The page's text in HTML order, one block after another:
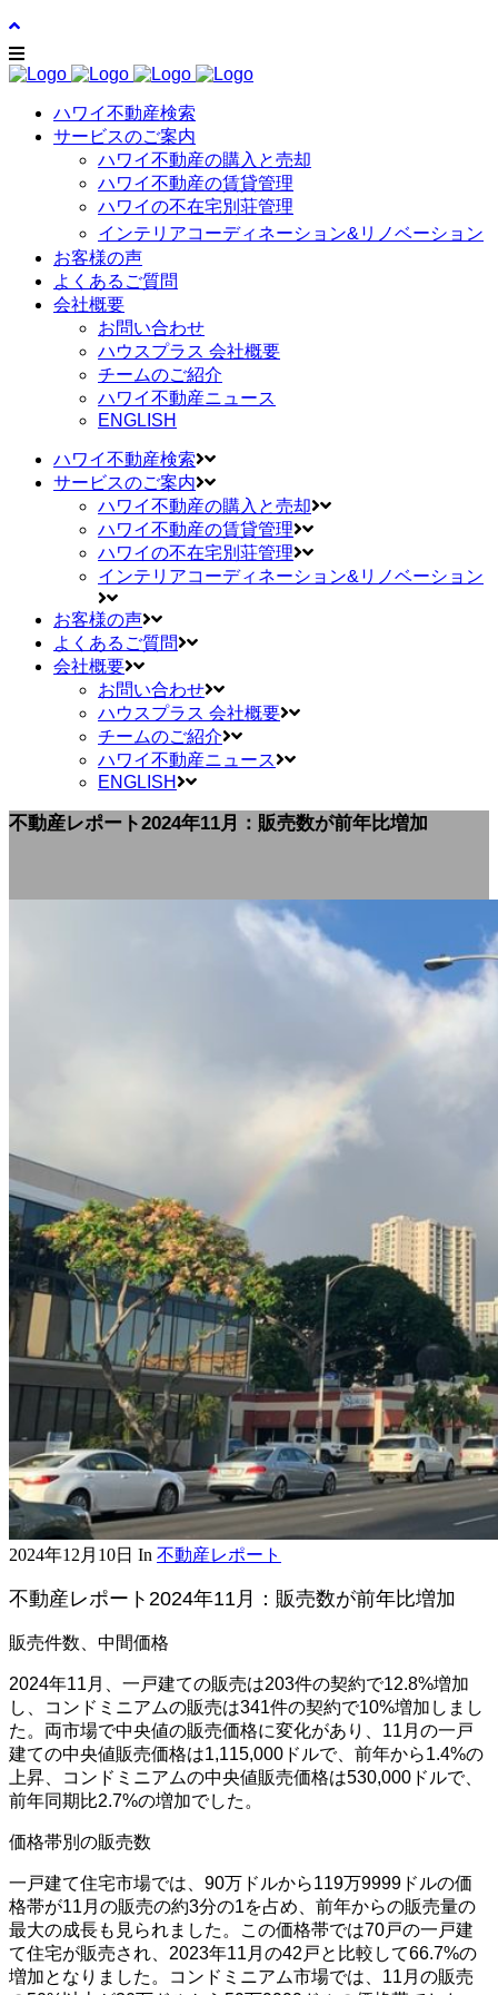
ハワイ不動産検索
サービスのご案内
ハワイ不動産の購入と売却
ハワイ不動産の賃貸管理
ハワイの不在宅別荘管理
インテリアコーディネーション&リノベーション
お客様の声
よくあるご質問
会社概要
お問い合わせ
ハウスプラス 会社概要
チームのご紹介
ハワイ不動産ニュース
ENGLISH
ハワイ不動産検索
サービスのご案内
ハワイ不動産の購入と売却
ハワイ不動産の賃貸管理
ハワイの不在宅別荘管理
インテリアコーディネーション&リノベーション
お客様の声
よくあるご質問
会社概要
お問い合わせ
ハウスプラス 会社概要
チームのご紹介
ハワイ不動産ニュース
ENGLISH
不動産レポート2024年11月：販売数が前年比増加
2024年12月10日 In 不動産レポート
不動産レポート2024年11月：販売数が前年比増加
販売件数、中間価格
2024年11月、一戸建ての販売は203件の契約で12.8%増加
し、コンドミニアムの販売は341件の契約で10%増加しまし
た。両市場で中央値の販売価格に変化があり、11月の一戸
建ての中央値販売価格は1,115,000ドルで、前年から1.4%の
上昇、コンドミニアムの中央値販売価格は530,000ドルで、
前年同期比2.7%の増加でした。
価格帯別の販売数
一戸建て住宅市場では、90万ドルから119万9999ドルの価
格帯が11月の販売の約3分の1を占め、前年からの販売量の
最大の成長も見られました。この価格帯では70戸の一戸建
て住宅が販売され、2023年11月の42戸と比較して66.7%の
増加となりました。コンドミニアム市場では、11月の販売